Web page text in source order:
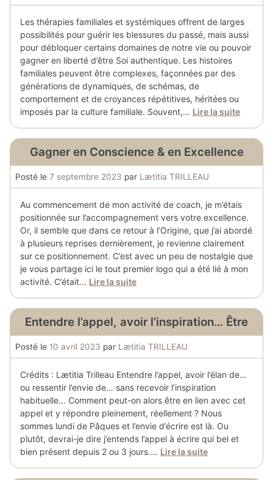
Les thérapies familiales et systémiques offrent de larges
possibilités pour guérir les blessures du passé, mais aussi
pour débloquer certains domaines de notre vie ou pouvoir
gagner en liberté d’être Soi authentique. Les histoires
familiales peuvent être complexes, façonnées par des
générations de dynamiques, de schémas, de
comportement et de croyances répétitives, héritées ou
imposés par la culture familiale. Souvent,… Lire la suite
Gagner en Conscience & en Excellence
Posté le 7 septembre 2023 par Lætitia TRILLEAU
Au commencement de mon activité de coach, je m’étais
positionnée sur l’accompagnement vers votre excellence.
Or, il semble que dans ce retour à l’Origine, que j’ai abordé
à plusieurs reprises dernièrement, je revienne clairement
sur ce positionnement. C’est avec un peu de nostalgie que
je vous partage ici le tout premier logo qui a été lié à mon
activité. C’était… Lire la suite
Entendre l’appel, avoir l’inspiration… Être
Posté le 10 avril 2023 par Lætitia TRILLEAU
Crédits : Lætitia Trilleau Entendre l’appel, avoir l’élan de…
ou ressentir l’envie de… sans recevoir l’inspiration
habituelle… Comment peut-on alors être en lien avec cet
appel et y répondre pleinement, réellement ? Nous
sommes lundi de Pâques et l’envie d’écrire est là. Ou
plutôt, devrai-je dire j’entends l’appel à écrire qui bel et
bien présent depuis 2 ou 3 jours.… Lire la suite